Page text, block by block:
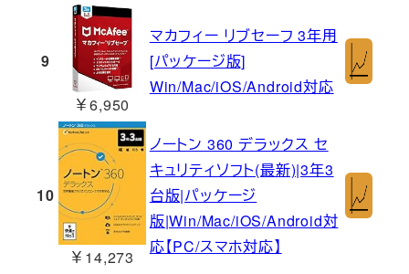
9
￥6,950
マカフィー リブセーフ 3年用
[パッケージ版]
Win/Mac/iOS/Android対応
10
￥14,273
ノートン 360 デラックス セ
キュリティソフト(最新)|3年3
台版|パッケージ
版|Win/Mac/iOS/Android対
応【PC/スマホ対応】